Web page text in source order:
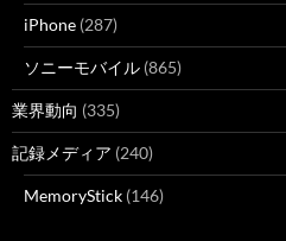
iPhone (287)
ソニーモバイル (865)
業界動向 (335)
記録メディア (240)
MemoryStick (146)